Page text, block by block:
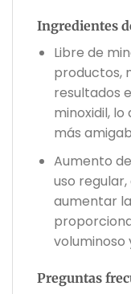
Ingredientes
Libre de
productos,
resultados
minoxidil,
más
Aumento
uso
aumentar
voluminoso
Preguntas